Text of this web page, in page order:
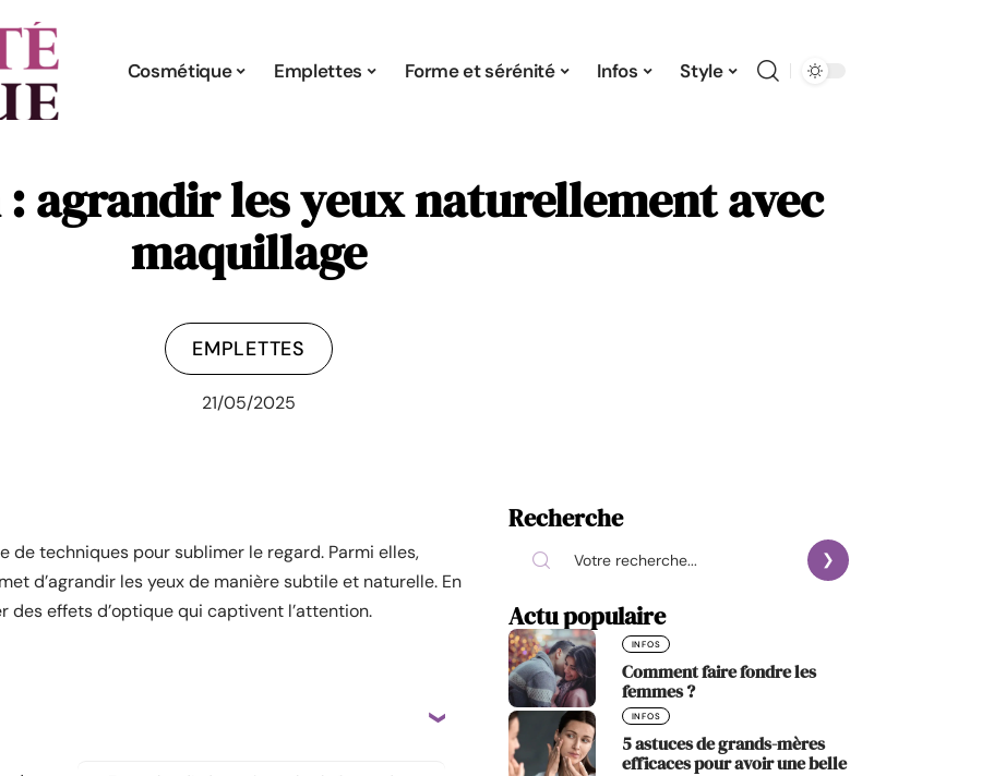
Cosmétique Emplettes Forme et sérénité Infos Style
agrandir les yeux naturellement avec
maquillage
EMPLETTES
21/05/2025
techniques pour sublimer le regard. Parmi elles,
d’agrandir les yeux de manière subtile et naturelle. En
des effets d’optique qui captivent l’attention.
Recherche
Actu populaire
INFOS
Comment faire fondre les
femmes ?
INFOS
5 astuces de grands-mères
efficaces pour avoir une belle